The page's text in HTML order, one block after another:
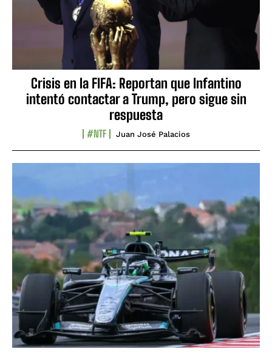
Crisis en la FIFA: Reportan que Infantino
intentó contactar a Trump, pero sigue sin
respuesta
#NTF Juan José Palacios